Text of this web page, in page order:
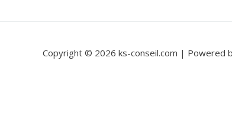
Copyright © 2026 ks-conseil.com | Powered